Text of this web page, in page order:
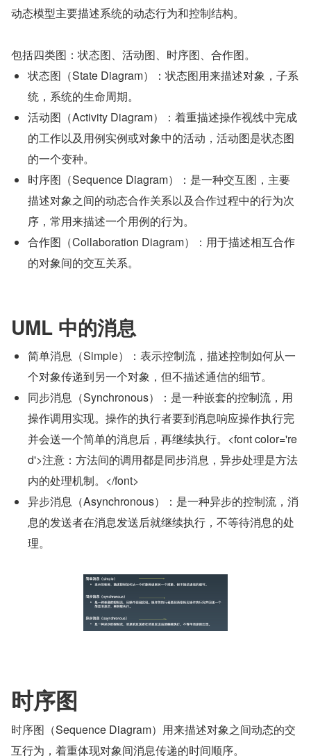
动态模型主要描述系统的动态行为和控制结构。
包括四类图：状态图、活动图、时序图、合作图。
状态图（State Diagram）：状态图用来描述对象，子系
统，系统的生命周期。
活动图（Activity Diagram）：着重描述操作视线中完成
的工作以及用例实例或对象中的活动，活动图是状态图
的一个变种。
时序图（Sequence Diagram）：是一种交互图，主要
描述对象之间的动态合作关系以及合作过程中的行为次
序，常用来描述一个用例的行为。
合作图（Collaboration Diagram）：用于描述相互合作
的对象间的交互关系。
UML 中的消息
简单消息（Simple）：表示控制流，描述控制如何从一
个对象传递到另一个对象，但不描述通信的细节。
同步消息（Synchronous）：是一种嵌套的控制流，用
操作调用实现。操作的执行者要到消息响应操作执行完
并会送一个简单的消息后，再继续执行。<font color='re
d'>注意：方法间的调用都是同步消息，异步处理是方法
内的处理机制。</font>
异步消息（Asynchronous）：是一种异步的控制流，消
息的发送者在消息发送后就继续执行，不等待消息的处
理。
时序图
时序图（Sequence Diagram）用来描述对象之间动态的交
互行为，着重体现对象间消息传递的时间顺序。